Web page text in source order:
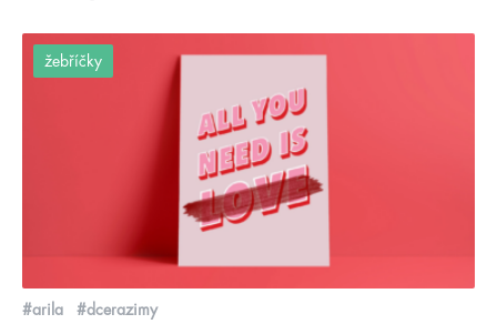
žebříčky
#arila #dcerazimy